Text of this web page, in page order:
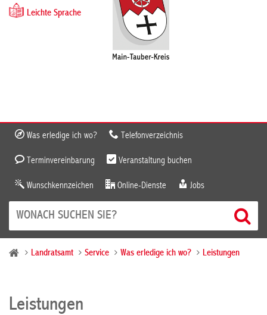
Leichte Sprache
Was erledige ich wo? Telefonverzeichnis
Terminvereinbarung Veranstaltung buchen
Wunschkennzeichen Online-Dienste Jobs
Landratsamt Service Was erledige ich wo? Leistungen
Leistungen